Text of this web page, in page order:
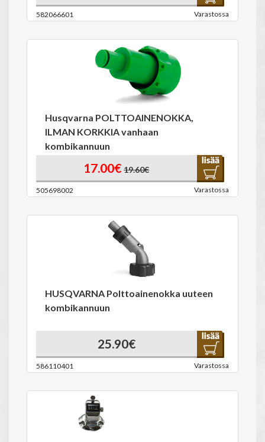
582066601 Varastossa
Husqvarna POLTTOAINENOKKA,
ILMAN KORKKIA vanhaan
kombikannuun
17.00€ 19.60€
505698002 Varastossa
HUSQVARNA Polttoainenokka uuteen
kombikannuun
25.90€
586110401 Varastossa